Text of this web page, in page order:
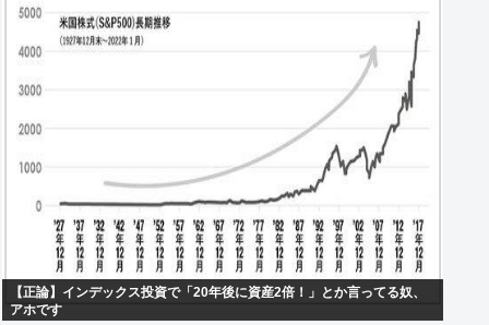
【正論】インデックス投資で「20年後に資産2倍！」とか言ってる奴、
アホです